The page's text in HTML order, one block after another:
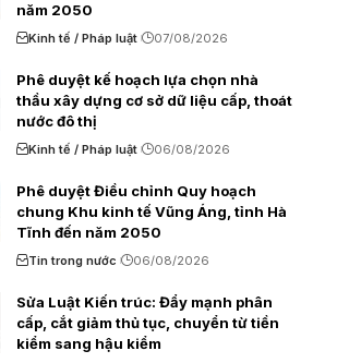
năm 2050
Kinh tế / Pháp luật 07/08/2026
Phê duyệt kế hoạch lựa chọn nhà
thầu xây dựng cơ sở dữ liệu cấp, thoát
nước đô thị
Kinh tế / Pháp luật 06/08/2026
Phê duyệt Điều chỉnh Quy hoạch
chung Khu kinh tế Vũng Áng, tỉnh Hà
Tĩnh đến năm 2050
Tin trong nước 06/08/2026
Sửa Luật Kiến trúc: Đẩy mạnh phân
cấp, cắt giảm thủ tục, chuyển từ tiền
kiểm sang hậu kiểm